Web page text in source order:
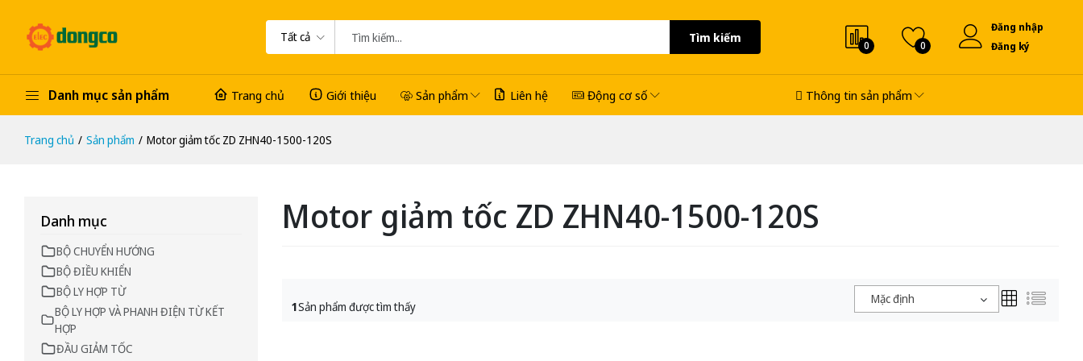
Tất cả Tìm kiếm
0 0
Đăng nhập
Đăng ký
Danh mục sản phẩm Trang chủ Giới thiệu Sản phẩm Liên hệ Động cơ số Thông tin sản phẩm
Trang chủ Sản phẩm Motor giảm tốc ZD ZHN40-1500-120S
Danh mục
BỘ CHUYỂN HƯỚNG
BỘ ĐIỀU KHIỂN
BỘ LY HỢP TỪ
BỘ LY HỢP VÀ PHANH ĐIỆN TỪ KẾT
HỢP
ĐẦU GIẢM TỐC
Motor giảm tốc ZD ZHN40-1500-120S
1Sản phẩm được tìm thấy
Mặc định